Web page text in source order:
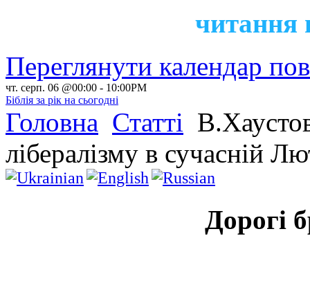
читання
Переглянути календар
чт. серп. 06 @00:00 - 10:00PM
Біблія за рік на сьогодні
Головна Статті
лібералізму в сучасній
Дорогі